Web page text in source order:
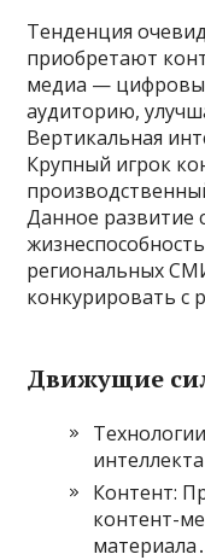
Тенденция
приобретают
медиа —
аудиторию,
Вертикальная
Крупный игрок
Данное развитие
региональных
конкурировать с
Движущие
Контент:
контент-
материала․